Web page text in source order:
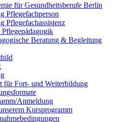
für Gesundheitsberufe Berlin
Pflegefachperson
Pflegefachassistenz
Beratung & Begleitung
für Fort- und Weiterbildung
Anmeldung
Kursprogramm